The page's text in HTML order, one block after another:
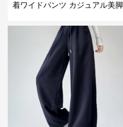
着ワイドパンツ カジュアル美脚